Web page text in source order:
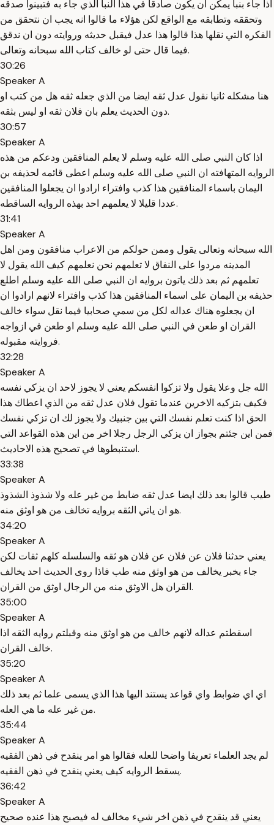
اذا جاء بنبا يمكن ان يكون صادقا في هذا النبا الذي جاء به فتبينوا صدقه
وتحققه وتطابقه مع الواقع لكن هؤلاء ما قالوا انه يجب ان نتحقق من
الفكره التي نقلها هذا قالوا هذا عدل فيقبل حديثه وروايته دون ان ندقق
فيما قال حتى لو خالف كتاب الله سبحانه وتعالى.
30:26
Speaker A
هنا مشكله ثانيا نقول عدل ثقه ايضا من الذي جعله ثقه هل من كتب او
دون الحديث يعلم بان فلان ثقه او ليس بثقه.
30:57
Speaker A
اذا كان النبي صلى الله عليه وسلم لا يعلم المنافقين ودعكم من هذه
الروايه المتهافته ان النبي صلى الله عليه وسلم اعطى قائمه لحذيفه بن
اليمان باسماء المنافقين هذا كذب وافتراء ارادوا ان يجعلوا المنافقين
عددا قليلا لا يعلمهم احد بهذه الروايه الساقطه.
31:41
Speaker A
الله سبحانه وتعالى يقول وممن حولكم من الاعراب منافقون ومن اهل
المدينه مردوا على النفاق لا تعلمهم نحن نعلمهم كيف الله يقول لا
تعلمهم ثم بعد ذلك ياتون بروايه ان النبي صلى الله عليه وسلم اطلع
حذيفه بن اليمان على اسماء المنافقين هذا كذب وافتراء لانهم ارادوا ان
ان يجعلوه هناك عداله لكل من سمي صحابيا فيما نقل سواء خالف
القران او طعن في النبي صلى الله عليه وسلم او طعن في ازواجه
فروايته مقبوله.
32:28
Speaker A
الله جل وعلا يقول ولا تزكوا انفسكم يعني لا يجوز لاحد ان يزكي نفسه
فكيف بتزكيه الاخرين عندما تقول فلان عدل ثقه من الذي اعطاك هذا
الحق اذا كنت تعلم نفسك التي بين جنبيك ولا يجوز لك ان تزكي نفسك
فمن اين جئتم بجواز ان يزكي الرجل رجلا اخر من اين هذه القواعد التي
استنبطوها في تصحيح هذه الاحاديث.
33:38
Speaker A
طيب قالوا بعد ذلك ايضا عدل ثقه ضابط من غير عله ولا شذوذ الشذوذ
هو ان ياتي الثقه بروايه تخالف من هو اوثق منه.
34:20
Speaker A
يعني حدثنا فلان عن فلان عن فلان هو ثقه والسلسله كلهم ثقات لكن
جاء بخبر يخالف من هو اوثق منه طب فاذا روى الحديث احد يخالف
القران هل الاوثق منه من الرجال اوثق من القران.
35:00
Speaker A
اسقطتم عداله لانهم خالف من هو اوثق منه وقبلتم روايه الثقه اذا
خالف القران.
35:20
Speaker A
اي اي ضوابط واي قواعد يستند اليها هذا الذي يسمى علما ثم بعد ذلك
من غير عله ما هي العله.
35:44
Speaker A
لم يجد العلماء تعريفا واضحا للعله فقالوا هو امر ينقدح في ذهن الفقيه
يسقط الروايه كيف يعني ينقدح في ذهن الفقيه.
36:42
Speaker A
يعني قد ينقدح في ذهن اخر شيء مخالف له فيصبح هذا عنده صحيح